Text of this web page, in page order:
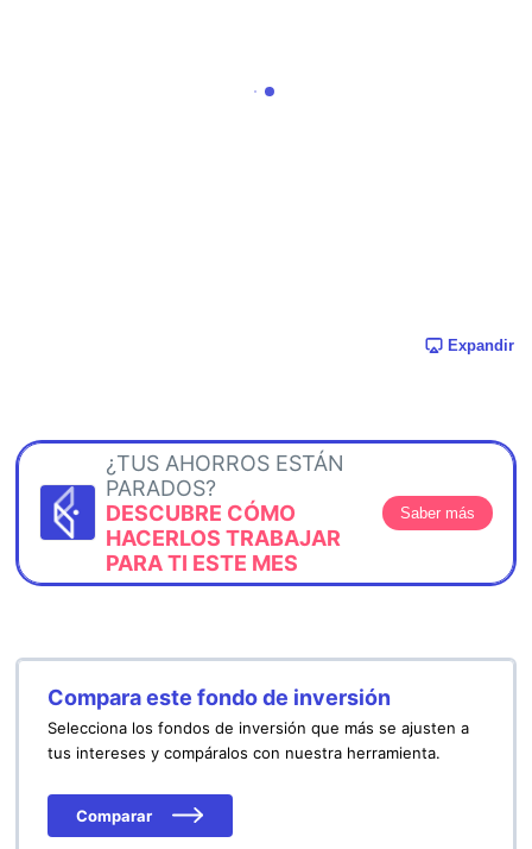
Expandir
¿TUS AHORROS ESTÁN
PARADOS?
DESCUBRE CÓMO
HACERLOS TRABAJAR
PARA TI ESTE MES
Saber más
Compara este fondo de inversión
Selecciona los fondos de inversión que más se ajusten a
tus intereses y compáralos con nuestra herramienta.
Comparar